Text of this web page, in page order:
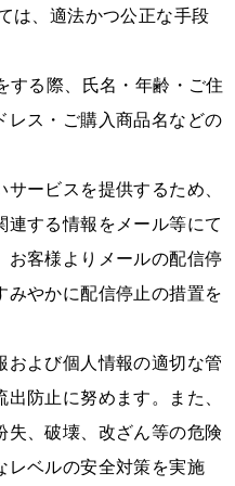
は、適法かつ公正な手段
する際、氏名・年齢・ご住
レス・ご購入商品名などの
ービスを提供するため、
する情報をメール等にて
お客様よりメールの配信停
やかに配信停止の措置を
よび個人情報の適切な管
防止に努めます。また、
、破壊、改ざん等の危険
レベルの安全対策を実施